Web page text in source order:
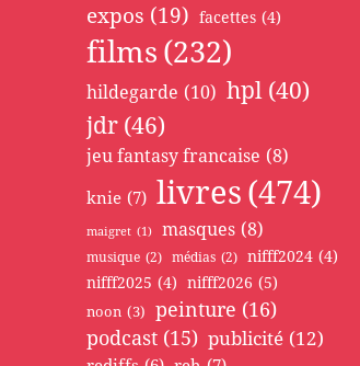
expos (19) facettes (4)
films(232)
hildegarde (10) hpl (40)
jdr (46)
jeu fantasy francaise (8)
knie (7) livres(474)
maigret (1) masques (8)
musique (2) médias (2) nifff2024 (4)
nifff2025 (4) nifff2026 (5)
noon (3) peinture (16)
podcast (15) publicité (12)